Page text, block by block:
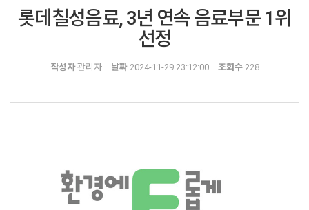
롯데칠성음료, 3년 연속 음료부문 1위
선정
작성자관리자 날짜2024-11-29 23:12:00 조회수228